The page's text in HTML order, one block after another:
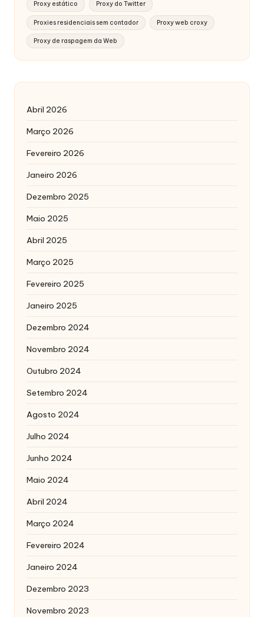
Proxy estático Proxy do Twitter
Proxies residenciais sem contador Proxy web croxy
Proxy de raspagem da Web
Abril 2026
Março 2026
Fevereiro 2026
Janeiro 2026
Dezembro 2025
Maio 2025
Abril 2025
Março 2025
Fevereiro 2025
Janeiro 2025
Dezembro 2024
Novembro 2024
Outubro 2024
Setembro 2024
Agosto 2024
Julho 2024
Junho 2024
Maio 2024
Abril 2024
Março 2024
Fevereiro 2024
Janeiro 2024
Dezembro 2023
Novembro 2023